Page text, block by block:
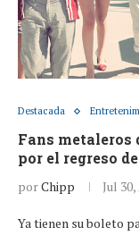
Destacada
Fans metaleros
por el regreso
porChipp Jul 30,
Ya tienen su boleto